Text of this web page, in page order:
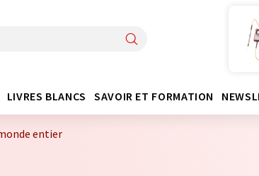
LIVRES BLANCS SAVOIR ET FORMATION
entier